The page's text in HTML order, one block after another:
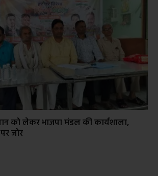
को लेकर भाजपा मंडल की कार्यशाला,
जोर